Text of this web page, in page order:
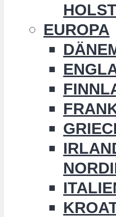
EUROPA